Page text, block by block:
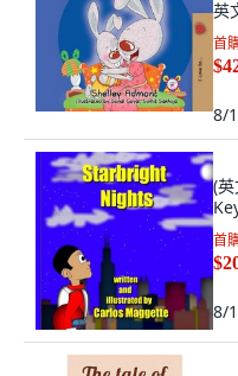
英
首
8/
(
首
8/